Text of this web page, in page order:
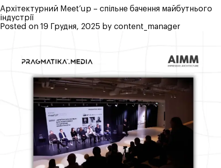
Dnipro
Island
–
амбітний
України
2025
року
Архітектурний Meet’up – спільне бачення майбутнього
індустрії
Posted on 19 Грудня, 2025 by content_manager